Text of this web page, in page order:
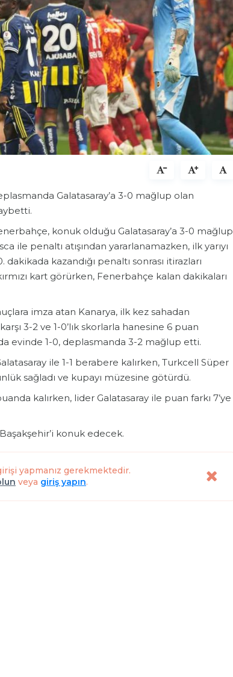
Galatasaray’a 3-0 mağlup olan
konuk olduğu Galatasaray’a 3-0 mağlup
ile penaltı atışından yararlanamazken, ilk yarıyı
dakikada kazandığı penaltı sonrası itirazları
kart görürken, Fenerbahçe kalan dakikaları
imza atan Kanarya, ilk kez sahadan
3-2 ve 1-0’lık skorlarla hanesine 6 puan
evinde 1-0, deplasmanda 3-2 mağlup etti.
ile 1-1 berabere kalırken, Turkcell Süper
sağladı ve kupayı müzesine götürdü.
kalırken, lider Galatasaray ile puan farkı 7’ye
konuk edecek.
yapmanız gerekmektedir.
veya giriş yapın.
SPOR